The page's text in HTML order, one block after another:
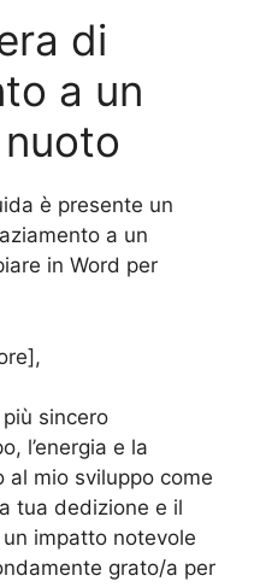
di
a un
è presente un
a un
in Word per
sincero
l’energia e la
al mio sviluppo come
tua dedizione e il
impatto notevole
grato/a per